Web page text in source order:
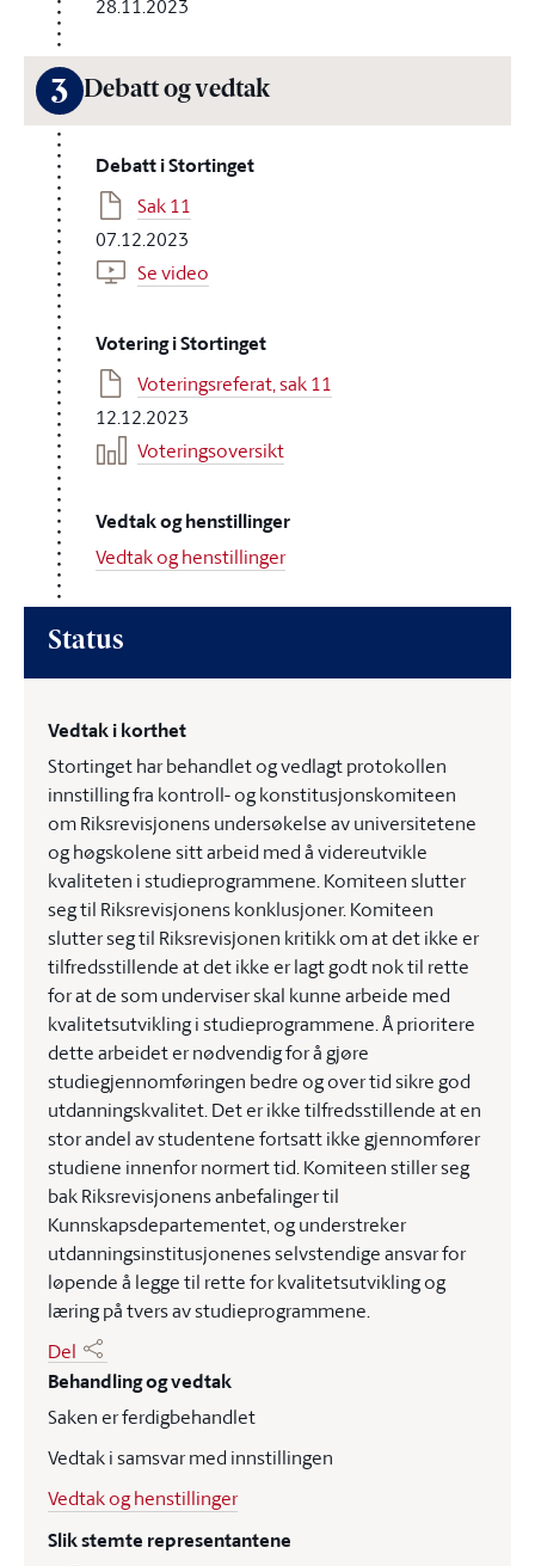
28.11.2023
3 Debatt og vedtak
Debatt i Stortinget
Sak 11
07.12.2023
Se video
Votering i Stortinget
Voteringsreferat, sak 11
12.12.2023
Voteringsoversikt
Vedtak og henstillinger
Vedtak og henstillinger
Status
Vedtak i korthet
Stortinget har behandlet og vedlagt protokollen
innstilling fra kontroll- og konstitusjonskomiteen
om Riksrevisjonens undersøkelse av universitetene
og høgskolene sitt arbeid med å videreutvikle
kvaliteten i studieprogrammene. Komiteen slutter
seg til Riksrevisjonens konklusjoner. Komiteen
slutter seg til Riksrevisjonen kritikk om at det ikke er
tilfredsstillende at det ikke er lagt godt nok til rette
for at de som underviser skal kunne arbeide med
kvalitetsutvikling i studieprogrammene. Å prioritere
dette arbeidet er nødvendig for å gjøre
studiegjennomføringen bedre og over tid sikre god
utdanningskvalitet. Det er ikke tilfredsstillende at en
stor andel av studentene fortsatt ikke gjennomfører
studiene innenfor normert tid. Komiteen stiller seg
bak Riksrevisjonens anbefalinger til
Kunnskapsdepartementet, og understreker
utdanningsinstitusjonenes selvstendige ansvar for
løpende å legge til rette for kvalitetsutvikling og
læring på tvers av studieprogrammene.
Del
Behandling og vedtak
Saken er ferdigbehandlet
Vedtak i samsvar med innstillingen
Vedtak og henstillinger
Slik stemte representantene